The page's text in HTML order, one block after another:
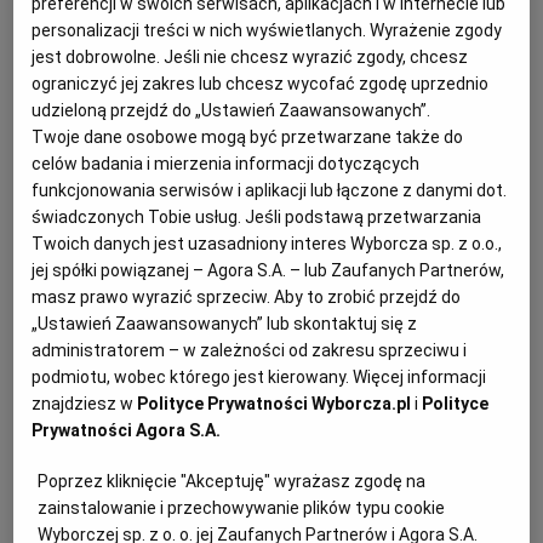
DOMOWE PRZETWORY
SOST, DIPY I INNE DODATKI
KUCHNIA MEKSYKAŃSKA
KUCHNIA INDYJSKA
KUCHNIA HISZPAŃSKA
KUCHNIA NIEMIECKA
GLIWICE
GORZÓW WIELKOPOLSKI
KALISZ
KATOWICE
KIELCE
KOSZALIN
KRAKÓW
WYBORCZA TV I VOD
TYLKO ZDROWIE
KSIĄŻKI. MAGAZYN DO CZYTANIA
NASZA EUROPA
SŁÓWKA. MAGAZYN O JĘZYKU
BIQDATA
JUTRONAUCI
ARCHIWUM
INNE SERWISY
GAZETA.PL
TOK FM
SPORT.PL
Czy masz swoją ulubioną kanapkę z popularnych
restauracji typu fast food? Jeżeli preferujesz te z
na burgera z kurczakiem imitującego popularną
propozycję jednego z liderów na rynku. Soczysty filet z
preferencji w swoich serwisach, aplikacjach i w Internecie lub
personalizacji treści w nich wyświetlanych. Wyrażenie zgody
jest dobrowolne. Jeśli nie chcesz wyrazić zgody, chcesz
ograniczyć jej zakres lub chcesz wycofać zgodę uprzednio
udzieloną przejdź do „Ustawień Zaawansowanych”.
Twoje dane osobowe mogą być przetwarzane także do
celów badania i mierzenia informacji dotyczących
funkcjonowania serwisów i aplikacji lub łączone z danymi dot.
świadczonych Tobie usług. Jeśli podstawą przetwarzania
Twoich danych jest uzasadniony interes Wyborcza sp. z o.o.,
jej spółki powiązanej – Agora S.A. – lub Zaufanych Partnerów,
masz prawo wyrazić sprzeciw. Aby to zrobić przejdź do
„Ustawień Zaawansowanych” lub skontaktuj się z
administratorem – w zależności od zakresu sprzeciwu i
podmiotu, wobec którego jest kierowany. Więcej informacji
znajdziesz w Polityce Prywatności Wyborcza.pl i Polityce
Prywatności Agora S.A.
Poprzez kliknięcie "Akceptuję" wyrażasz zgodę na
zainstalowanie i przechowywanie plików typu cookie
Wyborczej sp. z o. o. jej Zaufanych Partnerów i Agora S.A.